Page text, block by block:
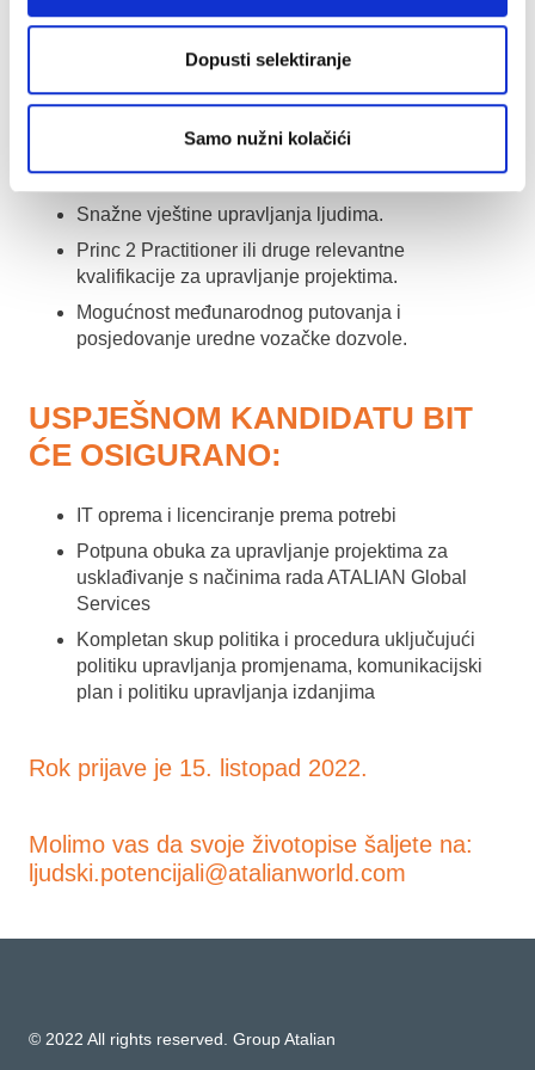
Dopusti selektiranje
Samo nužni kolačići
Sposobnost agilnog pristupa rješavanju složenih
vremenom.
Dobre usmene i pismene komunikacijske vještine.
Napredno znanje engleskog jezika.
Snažne vještine upravljanja ljudima.
Princ 2 Practitioner ili druge relevantne
kvalifikacije za upravljanje projektima.
Mogućnost međunarodnog putovanja i
posjedovanje uredne vozačke dozvole.
USPJEŠNOM KANDIDATU BIT
ĆE OSIGURANO:
IT oprema i licenciranje prema potrebi
Potpuna obuka za upravljanje projektima za
usklađivanje s načinima rada ATALIAN Global
Services
Kompletan skup politika i procedura uključujući
politiku upravljanja promjenama, komunikacijski
plan i politiku upravljanja izdanjima
Rok prijave je 15. listopad 2022.
Molimo vas da svoje životopise šaljete na:
ljudski.potencijali@atalianworld.com
© 2022 All rights reserved. Group Atalian